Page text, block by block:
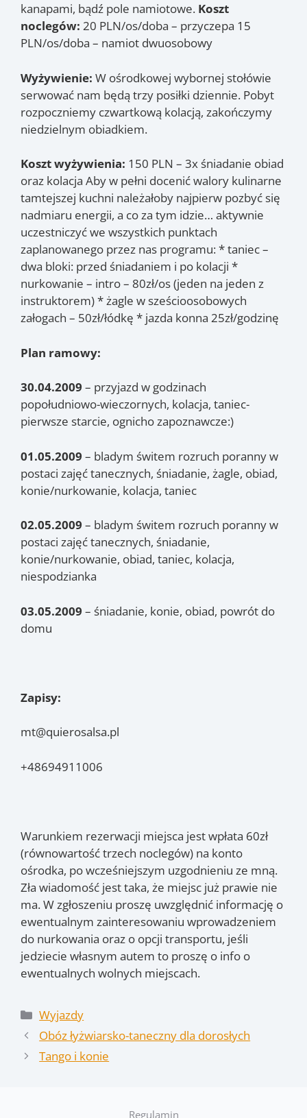
kanapami, bądź pole namiotowe. Koszt
noclegów: 20 PLN/os/doba – przyczepa 15
PLN/os/doba – namiot dwuosobowy
Wyżywienie: W ośrodkowej wybornej stołówie
serwować nam będą trzy posiłki dziennie. Pobyt
rozpoczniemy czwartkową kolacją, zakończymy
niedzielnym obiadkiem.
Koszt wyżywienia: 150 PLN – 3x śniadanie obiad
oraz kolacja Aby w pełni docenić walory kulinarne
tamtejszej kuchni należałoby najpierw pozbyć się
nadmiaru energii, a co za tym idzie… aktywnie
uczestniczyć we wszystkich punktach
zaplanowanego przez nas programu: * taniec –
dwa bloki: przed śniadaniem i po kolacji *
nurkowanie – intro – 80zł/os (jeden na jeden z
instruktorem) * żagle w sześcioosobowych
załogach – 50zł/łódkę * jazda konna 25zł/godzinę
Plan ramowy:
30.04.2009 – przyjazd w godzinach
popołudniowo-wieczornych, kolacja, taniec-
pierwsze starcie, ognicho zapoznawcze:)
01.05.2009 – bladym świtem rozruch poranny w
postaci zajęć tanecznych, śniadanie, żagle, obiad,
konie/nurkowanie, kolacja, taniec
02.05.2009 – bladym świtem rozruch poranny w
postaci zajęć tanecznych, śniadanie,
konie/nurkowanie, obiad, taniec, kolacja,
niespodzianka
03.05.2009 – śniadanie, konie, obiad, powrót do
domu
Zapisy:
mt@quierosalsa.pl
+48694911006
Warunkiem rezerwacji miejsca jest wpłata 60zł
(równowartość trzech noclegów) na konto
ośrodka, po wcześniejszym uzgodnieniu ze mną.
Zła wiadomość jest taka, że miejsc już prawie nie
ma. W zgłoszeniu proszę uwzględnić informację o
ewentualnym zainteresowaniu wprowadzeniem
do nurkowania oraz o opcji transportu, jeśli
jedziecie własnym autem to proszę o info o
ewentualnych wolnych miejscach.
Kategorie
Wyjazdy
Obóz łyżwiarsko-taneczny dla dorosłych
Tango i konie
Regulamin